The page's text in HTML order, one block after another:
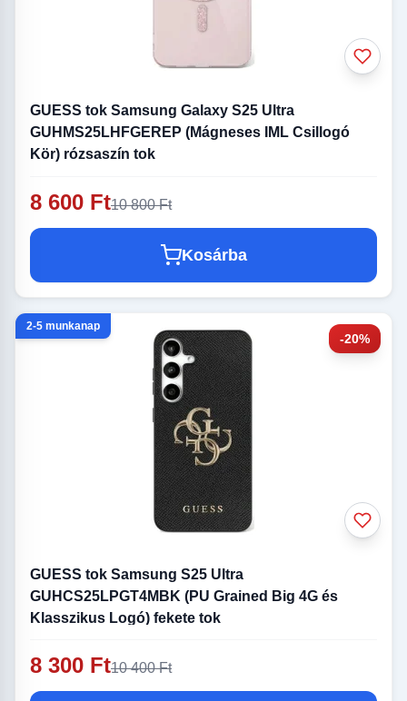
GUESS tok Samsung Galaxy S25 Ultra
GUHMS25LHFGEREP (Mágneses IML Csillogó
Kör) rózsaszín tok
8 600 Ft10 800 Ft
Kosárba
-20%
2-5 munkanap
GUESS tok Samsung S25 Ultra
GUHCS25LPGT4MBK (PU Grained Big 4G és
Klasszikus Logó) fekete tok
8 300 Ft10 400 Ft